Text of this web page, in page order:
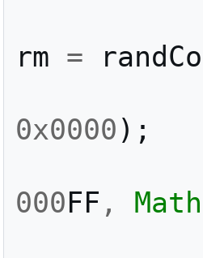
rm =
0x0000 );
000FF , Math